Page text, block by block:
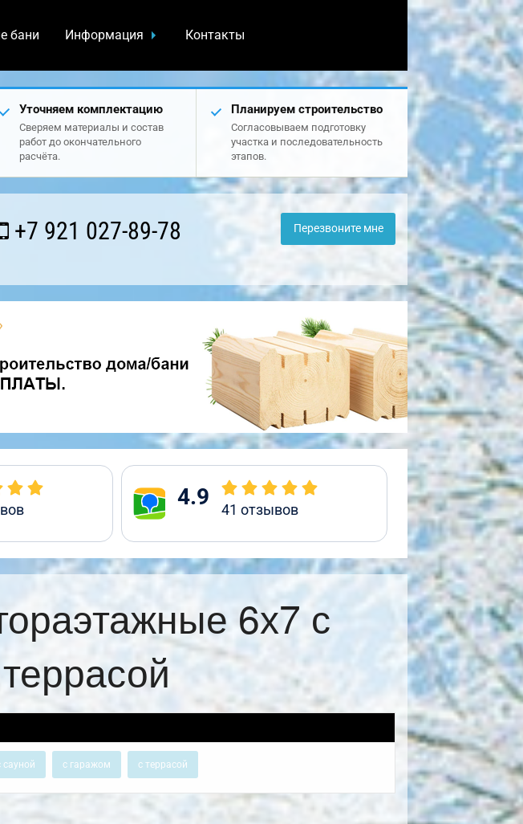
бани Информация Контакты
Уточняем комплектацию
Сверяем материалы и состав
работ до окончательного
расчёта.
Планируем строительство
Согласовываем подготовку
участка и последовательность
этапов.
+7 921 027-89-78 Перезвоните мне
4.9 41 отзывов
6х7 с
сауной с гаражом с террасой